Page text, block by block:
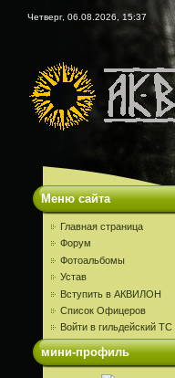
Четверг, 06.08.2026, 15:37
Меню сайта
Главная страница
Форум
Фотоальбомы
Устав
Вступить в АКВИЛОН
Список Офицеров
Войти в гильдейский ТС
мини-профиль